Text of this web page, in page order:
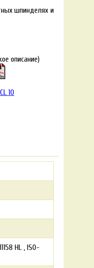
шпинделях и
описание)
10
HL
ISO-